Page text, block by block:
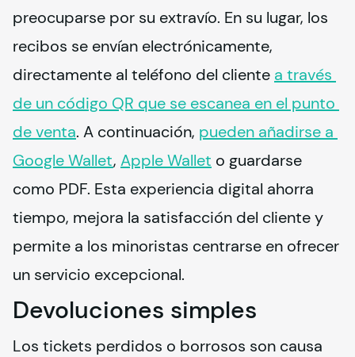
preocuparse por su extravío. En su lugar, los
recibos se envían electrónicamente,
directamente al teléfono del cliente a través
de un código QR que se escanea en el punto
de venta. A continuación, pueden añadirse a
Google Wallet, Apple Wallet o guardarse
como PDF. Esta experiencia digital ahorra
tiempo, mejora la satisfacción del cliente y
permite a los minoristas centrarse en ofrecer
un servicio excepcional.
Devoluciones simples
Los tickets perdidos o borrosos son causa